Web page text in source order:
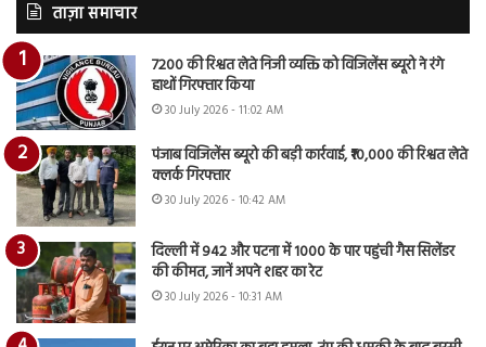
ताज़ा समाचार
7200 की रिश्वत लेते निजी व्यक्ति को विजिलेंस ब्यूरो ने रंगे
हाथों गिरफ्तार किया
30 July 2026 - 11:02 AM
पंजाब विजिलेंस ब्यूरो की बड़ी कार्रवाई, ₹10,000 की रिश्वत लेते
क्लर्क गिरफ्तार
30 July 2026 - 10:42 AM
दिल्ली में 942 और पटना में 1000 के पार पहुंची गैस सिलेंडर
की कीमत, जानें अपने शहर का रेट
30 July 2026 - 10:31 AM